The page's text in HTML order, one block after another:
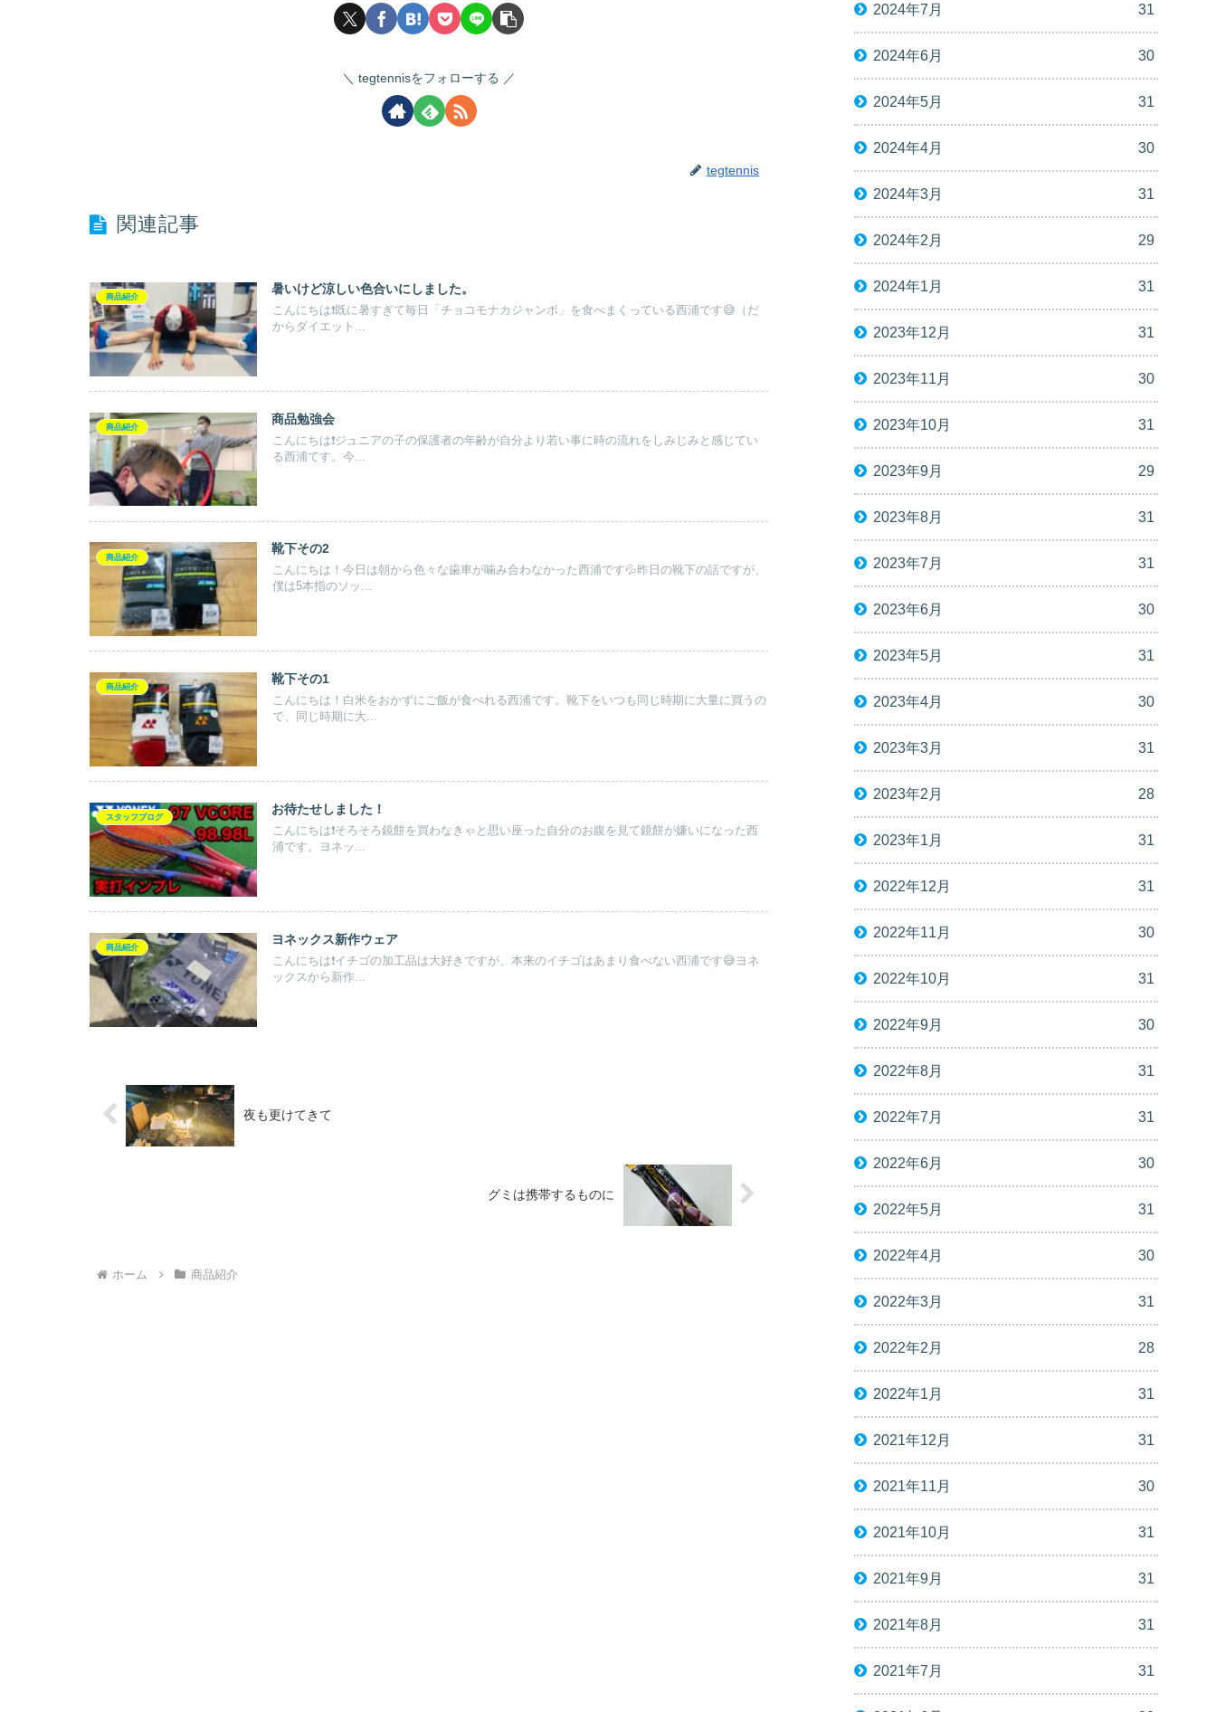
tegtennisをフォローする
tegtennis
関連記事
商品紹介
暑いけど涼しい色合いにしました。
こんにちは❗️既に暑すぎて毎日「チョコモナカジャンボ」を食べまくっている西浦です😅（だ
からダイエット...
商品紹介
商品勉強会
こんにちは❗️ジュニアの子の保護者の年齢が自分より若い事に時の流れをしみじみと感じてい
る西浦てす。今...
商品紹介
靴下その2
こんにちは！今日は朝から色々な歯車が噛み合わなかった西浦です💦昨日の靴下の話ですが、
僕は5本指のソッ...
商品紹介
靴下その1
こんにちは！白米をおかずにご飯が食べれる西浦です。靴下をいつも同じ時期に大量に買うの
で、同じ時期に大...
スタッフブログ
お待たせしました！
こんにちは❗️そろそろ鏡餅を買わなきゃと思い座った自分のお腹を見て鏡餅が嫌いになった西
浦です。ヨネッ...
商品紹介
ヨネックス新作ウェア
こんにちは❗️イチゴの加工品は大好きですが、本来のイチゴはあまり食べない西浦です😅ヨネ
ックスから新作...
夜も更けてきて
グミは携帯するものに
ホーム 商品紹介
2024年7月 31
2024年6月 30
2024年5月 31
2024年4月 30
2024年3月 31
2024年2月 29
2024年1月 31
2023年12月 31
2023年11月 30
2023年10月 31
2023年9月 29
2023年8月 31
2023年7月 31
2023年6月 30
2023年5月 31
2023年4月 30
2023年3月 31
2023年2月 28
2023年1月 31
2022年12月 31
2022年11月 30
2022年10月 31
2022年9月 30
2022年8月 31
2022年7月 31
2022年6月 30
2022年5月 31
2022年4月 30
2022年3月 31
2022年2月 28
2022年1月 31
2021年12月 31
2021年11月 30
2021年10月 31
2021年9月 31
2021年8月 31
2021年7月 31